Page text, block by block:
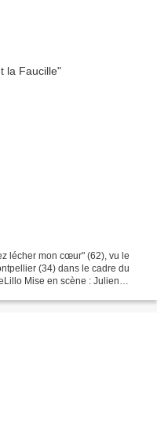
lécher mon cœur" (62), vu le
(34) dans le cadre du
Mise en scène : Julien